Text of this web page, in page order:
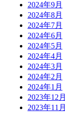
2024年9月
2024年8月
2024年7月
2024年6月
2024年5月
2024年4月
2024年3月
2024年2月
2024年1月
2023年12月
2023年11月